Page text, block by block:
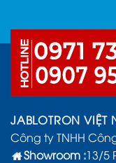
JABLOTRON VIỆT
Công ty TNHH
Showroom :13/5